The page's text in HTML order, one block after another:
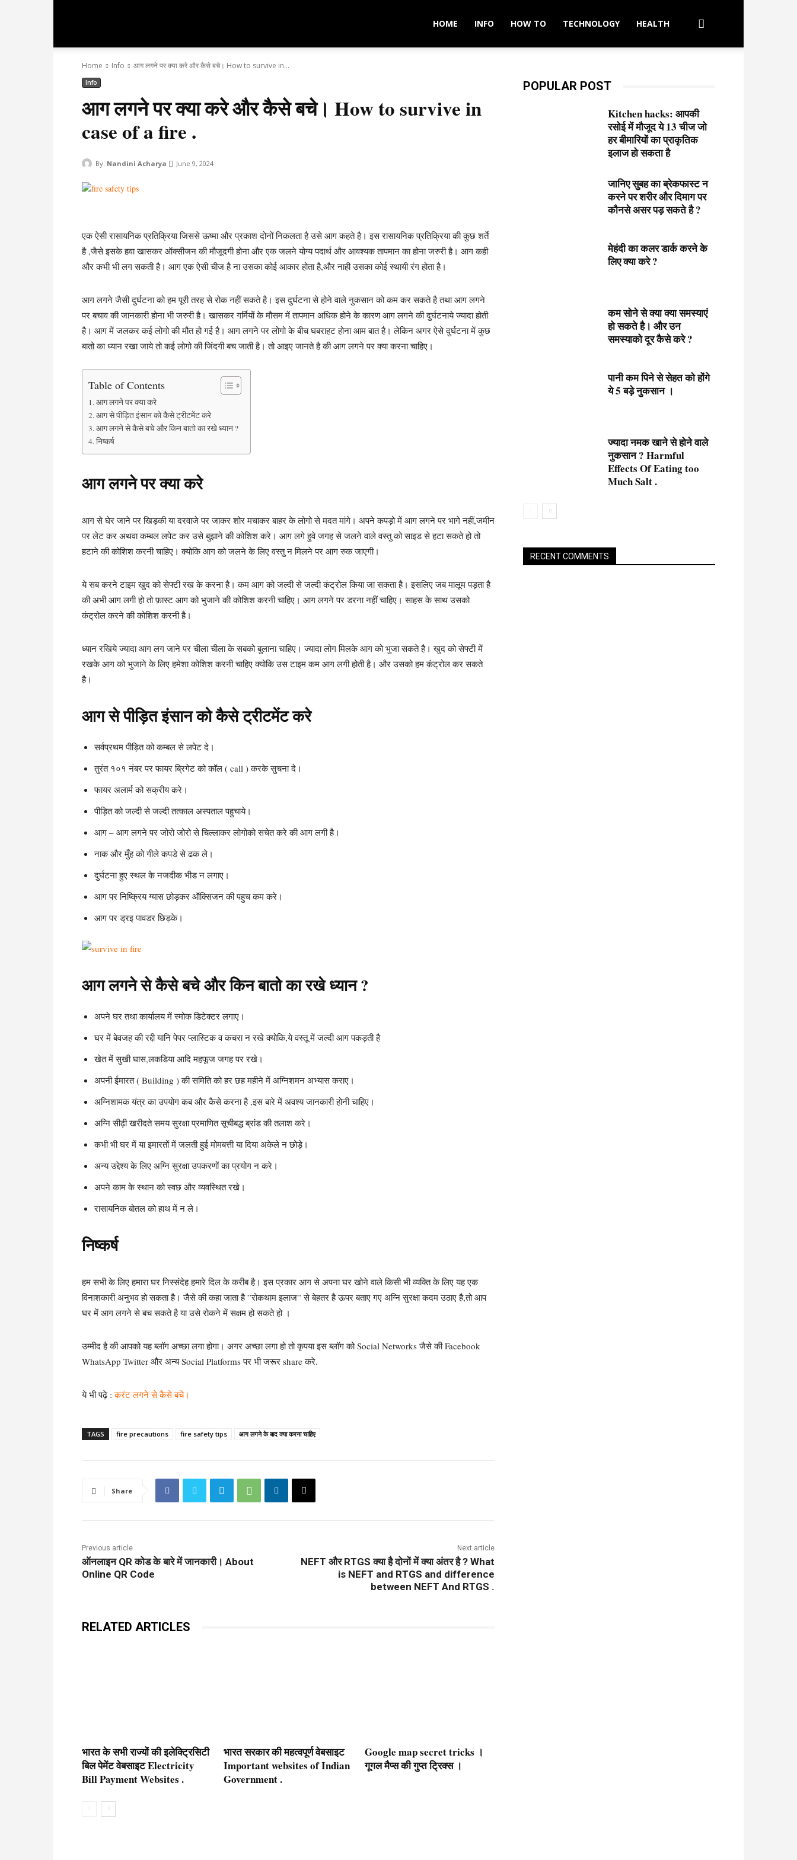
HOME INFO HOW TO TECHNOLOGY HEALTH
Home Info आग लगने पर क्या करे और कैसे बचे। How to survive in...
Info
आग लगने पर क्या करे और कैसे बचे। How to survive in
case of a fire .
By. Nandini Acharya June 9, 2024
एक ऐसी रासायनिक प्रतिक्रिया जिससे ऊष्मा और प्रकाश दोनों निकलता है उसे आग कहते है। इस रासायनिक प्रतिक्रिया की कुछ शर्ते
है ,जैसे इसके हवा खासकर ऑक्सीजन की मौजूदगी होना और एक जलने योग्य पदार्थ और आवश्यक तापमान का होना जरुरी है। आग कही
और कभी भी लग सकती है। आग एक ऐसी चीज है ना उसका कोई आकार होता है,और नाही उसका कोई स्थायी रंग होता है।
आग लगने जैसी दुर्घटना को हम पूरी तरह से रोक नहीं सकते है। इस दुर्घटना से होने वाले नुकसान को कम कर सकते है तथा आग लगने
पर बचाव की जानकारी होना भी जरुरी है। खासकर गर्मियों के मौसम में तापमान अधिक होने के कारण आग लगने की दुर्घटनाये ज्यादा होती
है। आग में जलकर कई लोगो की मौत हो गई है। आग लगने पर लोगो के बीच घबराहट होना आम बात है। लेकिन अगर ऐसे दुर्घटना में कुछ
बातो का ध्यान रखा जाये तो कई लोगो की जिंदगी बच जाती है। तो आइए जानते है की आग लगने पर क्या करना चाहिए।
Table of Contents
आग लगने पर क्या करे
आग से पीड़ित इंसान को कैसे ट्रीटमेंट करे
आग लगने से कैसे बचे और किन बातो का रखे ध्यान ?
निष्कर्ष
आग लगने पर क्या करे
आग से घेर जाने पर खिड़की या दरवाजे पर जाकर शोर मचाकर बाहर के लोगो से मदत मांगे। अपने कपड़ो में आग लगने पर भागे नहीं,जमीन
पर लेट कर अथवा कम्बल लपेट कर उसे बुझाने की कोशिश करे। आग लगे हुवे जगह से जलने वाले वस्तु को साइड से हटा सकते हो तो
हटाने की कोशिश करनी चाहिए। क्योकि आग को जलने के लिए वस्तु न मिलने पर आग रुक जाएगी।
ये सब करने टाइम खुद को सेफ्टी रख के करना है। कम आग को जल्दी से जल्दी कंट्रोल किया जा सकता है। इसलिए जब मालूम पड़ता है
की अभी आग लगी हो तो फ़ास्ट आग को भुजाने की कोशिश करनी चाहिए। आग लगने पर डरना नहीं चाहिए। साहस के साथ उसको
कंट्रोल करने की कोशिश करनी है।
ध्यान रखिये ज्यादा आग लग जाने पर चीला चीला के सबको बुलाना चाहिए। ज्यादा लोग मिलके आग को भुजा सकते है। खुद को सेफ्टी में
रखके आग को भुजाने के लिए हमेशा कोशिश करनी चाहिए क्योकि उस टाइम कम आग लगी होती है। और उसको हम कंट्रोल कर सकते
है।
आग से पीड़ित इंसान को कैसे ट्रीटमेंट करे
सर्वप्रथम पीड़ित को कम्बल से लपेट दे।
तुरंत १०१ नंबर पर फायर ब्रिगेट को कॉल ( call ) करके सुचना दे।
फायर अलार्म को सक्रीय करे।
पीड़ित को जल्दी से जल्दी तत्काल अस्पताल पहुचाये।
आग – आग लगने पर जोरो जोरो से चिल्लाकर लोगोको सचेत करे की आग लगी है।
नाक और मुँह को गीले कपडे से ढक ले।
दुर्घटना हुए स्थल के नजदीक भीड न लगाए।
आग पर निष्क्रिय ग्यास छोड़कर ऑक्सिजन की पहुच कम करे।
आग पर ड्रइ पावडर छिड़के।
आग लगने से कैसे बचे और किन बातो का रखे ध्यान ?
अपने घर तथा कार्यालय में स्मोक डिटेक्टर लगाए।
घर में बेवजह की रद्दी यानि पेपर प्लास्टिक व कचरा न रखे क्योकि,ये वस्तू में जल्दी आग पकड़ती है
खेत में सुखी घास,लकडिया आदि महफूज जगह पर रखे।
अपनी ईमारत ( Building ) की समिति को हर छह महीने में अग्निशमन अभ्यास कराए।
अग्निशामक यंत्र का उपयोग कब और कैसे करना है ,इस बारे में अवश्य जानकारी होनी चाहिए।
अग्नि सीढ़ी खरीदते समय सुरक्षा प्रमाणित सूचीबद्ध ब्रांड की तलाश करे।
कभी भी घर में या इमारतों में जलती हुई मोमबत्ती या दिया अकेले न छोड़े।
अन्य उद्देश्य के लिए अग्नि सुरक्षा उपकरणों का प्रयोग न करे।
अपने काम के स्थान को स्वछ और व्यवस्थित रखे।
रासायनिक बोतल को हाथ में न ले।
निष्कर्ष
हम सभी के लिए हमारा घर निस्संदेह हमारे दिल के करीब है। इस प्रकार आग से अपना घर खोने वाले किसी भी व्यक्ति के लिए यह एक
विनाशकारी अनुभव हो सकता है। जैसे की कहा जाता है ”रोकथाम इलाज” से बेहतर है ऊपर बताए गए अग्नि सुरक्षा कदम उठाए है,तो आप
घर में आग लगने से बच सकते है या उसे रोकने में सक्षम हो सकते हो ।
उम्मीद है की आपको यह ब्लॉग अच्छा लगा होगा। अगर अच्छा लगा हो तो कृपया इस ब्लॉग को Social Networks जैसे की Facebook
WhatsApp Twitter और अन्य Social Platforms पर भी जरूर share करे.
ये भी पढ़े :करंट लगने से कैसे बचे।
TAGS fire precautions fire safety tips आग लगने के बाद क्या करना चाहिए
Share
Previous article
ऑनलाइन QR कोड के बारे में जानकारी। About
Online QR Code
Next article
NEFT और RTGS क्या है दोनों में क्या अंतर है ? What
is NEFT and RTGS and difference
between NEFT And RTGS .
RELATED ARTICLES
भारत के सभी राज्यों की इलेक्ट्रिसिटी
बिल पेमेंट वेबसाइट Electricity
Bill Payment Websites .
भारत सरकार की महत्वपूर्ण वेबसाइट
Important websites of Indian
Government .
Google map secret tricks ।
गूगल मैप्स की गुप्त ट्रिक्स ।
POPULAR POST
Kitchen hacks: आपकी
रसोई में मौजूद ये 13 चीज जो
हर बीमारियों का प्राकृतिक
इलाज हो सकता है
जानिए सुबह का ब्रेकफास्ट न
करने पर शरीर और दिमाग पर
कौनसे असर पड़ सकते है ?
मेहंदी का कलर डार्क करने के
लिए क्या करे ?
कम सोने से क्या क्या समस्याएं
हो सकते है। और उन
समस्याको दूर कैसे करे ?
पानी कम पिने से सेहत को होंगे
ये 5 बड़े नुकसान ।
ज्यादा नमक खाने से होने वाले
नुकसान ? Harmful
Effects Of Eating too
Much Salt .
RECENT COMMENTS